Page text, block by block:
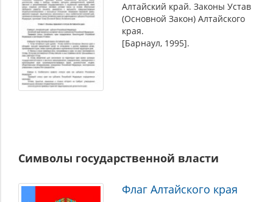
Алтайский край. Законы Устав
(Основной Закон) Алтайского
края.
[Барнаул, 1995].
Символы государственной власти
Флаг Алтайского края